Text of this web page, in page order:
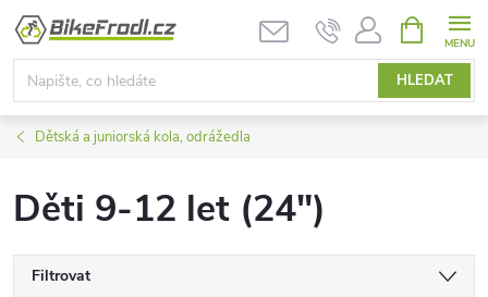
Přejít
obsah
HLEDAT
NÁKUPNÍ
KOŠÍK
Dětská a juniorská kola, odrážedla
Děti 9-12 let (24")
Filtrovat